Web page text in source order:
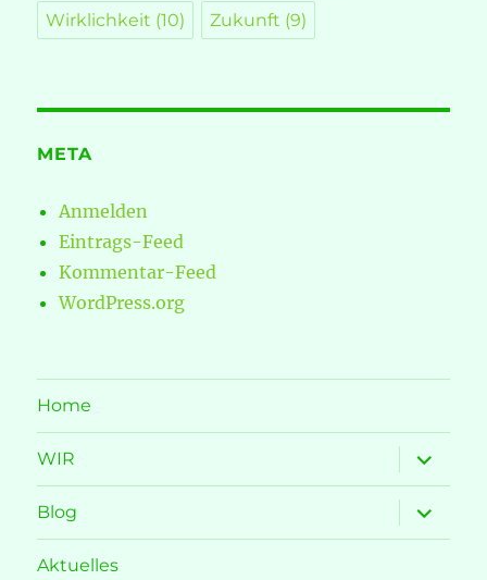
Wirklichkeit (10) Zukunft (9)
META
Anmelden
Eintrags-Feed
Kommentar-Feed
WordPress.org
Home
WIR
öffnen
Blog
öffnen
Aktuelles